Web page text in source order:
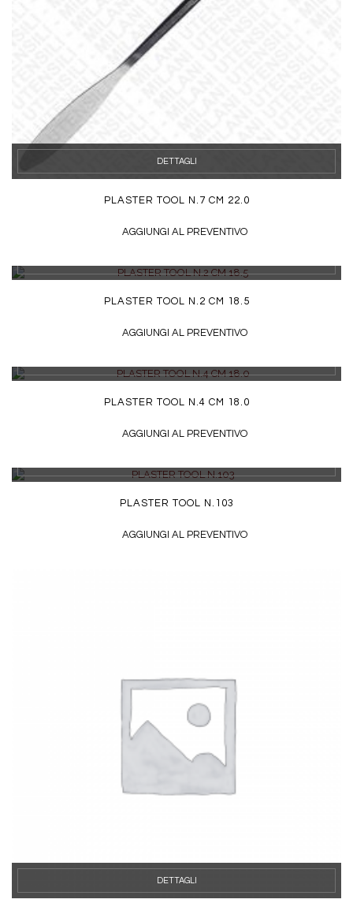
DETTAGLI
PLASTER TOOL N.7 CM 22.0
AGGIUNGI AL PREVENTIVO
PLASTER TOOL N.2 CM 18.5
AGGIUNGI AL PREVENTIVO
PLASTER TOOL N.4 CM 18.0
AGGIUNGI AL PREVENTIVO
PLASTER TOOL N.103
AGGIUNGI AL PREVENTIVO
DETTAGLI